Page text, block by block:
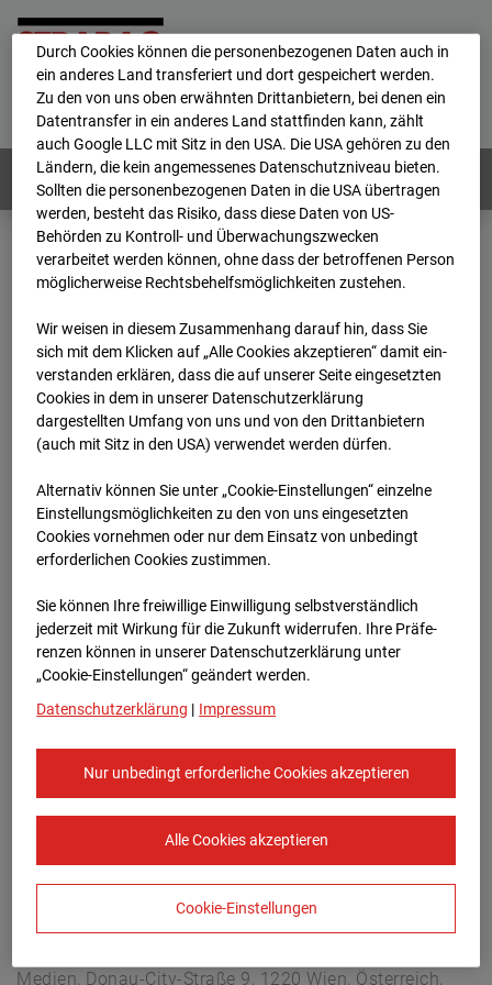
Home E-Mail Impressum
Login
Deutsch / English
Webcams: Alle Länder
Home
Deutschland
BC-162 - Strabag - BV-H3ö
Archiv
2025
10
04 16:05
BC-162 - Strabag - BV-
H3ö
Buchholzerstraße 102, 30655 Hannover
Zur Übersicht
Europe/Berlin
Medien, Donau-City-Straße 9, 1220 Wien, Österreich,
Durch Cookies können die personenbezogenen Daten auch in
ein anderes Land transferiert und dort gespeichert werden.
Zu den von uns oben erwähnten Drittanbietern, bei denen ein
Datentransfer in ein anderes Land stattfinden kann, zählt
auch Google LLC mit Sitz in den USA. Die USA gehören zu den
Ländern, die kein angemessenes Datenschutzniveau bieten.
Sollten die personenbezogenen Daten in die USA übertragen
werden, besteht das Risiko, dass diese Daten von US-
Behörden zu Kontroll- und Überwachungszwecken
verarbeitet werden können, ohne dass der betroffenen Person
möglicherweise Rechtsbehelfsmöglichkeiten zustehen.
Wir weisen in diesem Zusammenhang darauf hin, dass Sie
sich mit dem Klicken auf „Alle Cookies akzeptieren“ damit ein­
ver­standen erklären, dass die auf unserer Seite eingesetzten
Cookies in dem in unserer Datenschutzerklärung
dargestellten Umfang von uns und von den Drittanbietern
(auch mit Sitz in den USA) verwendet werden dürfen.
Alternativ können Sie unter „Cookie-Einstellungen“ einzelne
Einstellungsmöglichkeiten zu den von uns eingesetzten
Cookies vornehmen oder nur dem Einsatz von unbedingt
erforderlichen Cookies zustimmen.
Sie können Ihre freiwillige Einwilligung selbstverständlich
jederzeit mit Wirkung für die Zukunft widerrufen. Ihre Prä­fe­
renzen können in unserer Datenschutzerklärung unter
„Cookie-Einstellungen“ geändert werden.
Datenschutzerklärung | Impressum
Nur unbedingt erforderliche Cookies akzeptieren
Alle Cookies akzeptieren
Cookie-Einstellungen